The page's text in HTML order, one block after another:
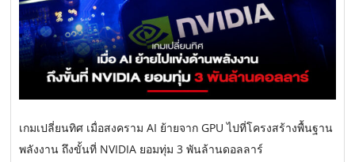
เกมเปลี่ยนทิศ เมื่อสงคราม AI ย้ายจาก GPU ไปที่โครงสร้างพื้นฐาน
พลังงาน ถึงขั้นที่ NVIDIA ยอมทุ่ม 3 พันล้านดอลลาร์